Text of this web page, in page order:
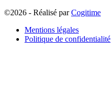
©2026 - Réalisé parCogitime
Mentions légales
Politique de confidentialité